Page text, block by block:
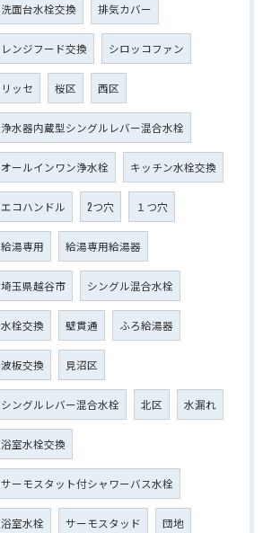
洗面台水栓交換 排気カバー
レンジフード交換 シロッコファン
リッセ 桜区 西区
浄水器内蔵型シングルレバー混合水栓
オールインワン浄水栓 キッチン水栓交換
エコハンドル 2つ穴 １つ穴
給湯専用 給湯専用給湯器
埼玉県越谷市 シングル混合水栓
水栓交換 壁貫通 ふろ給湯器
波板交換 見沼区
シングルレバー混合水栓 北区 水漏れ
浴室水栓交換
サーモスタット付シャワーバス水栓
浴室水栓 サーモスタッド 団地